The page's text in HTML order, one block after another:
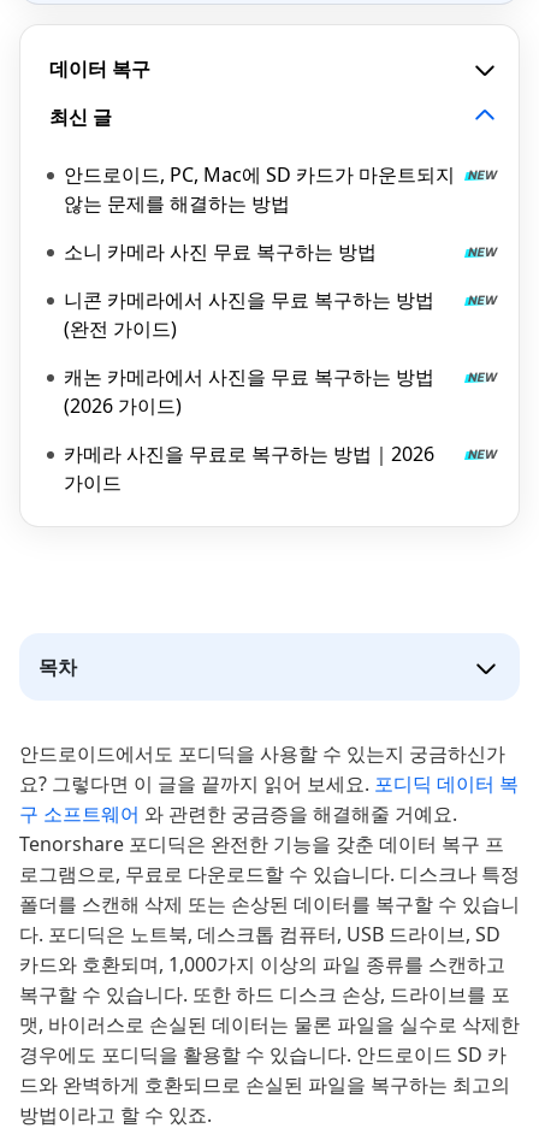
데이터 복구
최신 글
안드로이드, PC, Mac에 SD 카드가 마운트되지
않는 문제를 해결하는 방법
소니 카메라 사진 무료 복구하는 방법
니콘 카메라에서 사진을 무료 복구하는 방법
(완전 가이드)
캐논 카메라에서 사진을 무료 복구하는 방법
(2026 가이드)
카메라 사진을 무료로 복구하는 방법｜2026
가이드
목차
안드로이드에서도 포디딕을 사용할 수 있는지 궁금하신가
요? 그렇다면 이 글을 끝까지 읽어 보세요. 포디딕 데이터 복
구 소프트웨어 와 관련한 궁금증을 해결해줄 거예요.
Tenorshare 포디딕은 완전한 기능을 갖춘 데이터 복구 프
로그램으로, 무료로 다운로드할 수 있습니다. 디스크나 특정
폴더를 스캔해 삭제 또는 손상된 데이터를 복구할 수 있습니
다. 포디딕은 노트북, 데스크톱 컴퓨터, USB 드라이브, SD
카드와 호환되며, 1,000가지 이상의 파일 종류를 스캔하고
복구할 수 있습니다. 또한 하드 디스크 손상, 드라이브를 포
맷, 바이러스로 손실된 데이터는 물론 파일을 실수로 삭제한
경우에도 포디딕을 활용할 수 있습니다. 안드로이드 SD 카
드와 완벽하게 호환되므로 손실된 파일을 복구하는 최고의
방법이라고 할 수 있죠.